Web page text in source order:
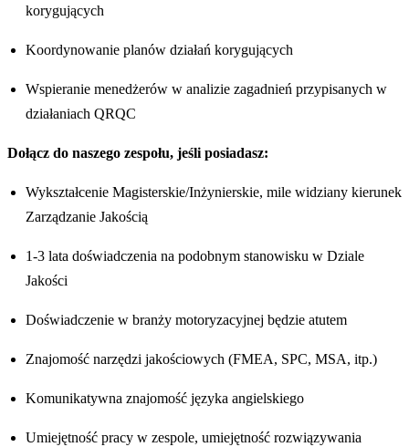
korygujących
Koordynowanie planów działań korygujących
Wspieranie menedżerów w analizie zagadnień przypisanych w
działaniach QRQC
Dołącz do naszego zespołu, jeśli posiadasz:
Wykształcenie Magisterskie/Inżynierskie, mile widziany kierunek
Zarządzanie Jakością
1-3 lata doświadczenia na podobnym stanowisku w Dziale
Jakości
Doświadczenie w branży motoryzacyjnej będzie atutem
Znajomość narzędzi jakościowych (FMEA, SPC, MSA, itp.)
Komunikatywna znajomość języka angielskiego
Umiejętność pracy w zespole, umiejętność rozwiązywania